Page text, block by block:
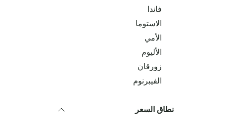
فاندا
الاستوما
الأمي
الأليوم
زورقان
الفيبرنوم
نطاق السعر